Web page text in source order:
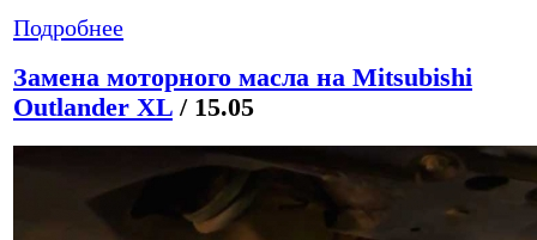
Подробнее
Замена моторного масла на Mitsubishi
Outlander XL / 15.05